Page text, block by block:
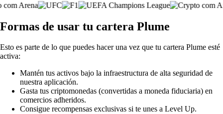
Formas de usar tu cartera Plume
Esto es parte de lo que puedes hacer una vez que tu cartera Plume esté
activa:
Mantén tus activos bajo la infraestructura de alta seguridad de
nuestra aplicación.
Gasta tus criptomonedas (convertidas a moneda fiduciaria) en
comercios adheridos.
Consigue recompensas exclusivas si te unes a Level Up.